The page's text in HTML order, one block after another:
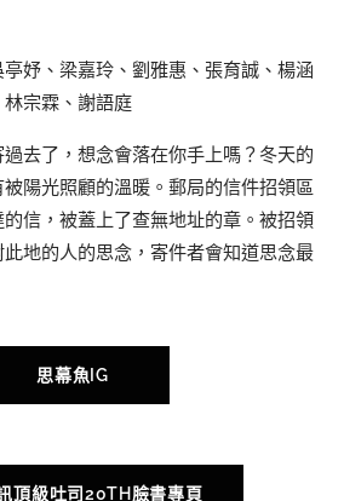
妤、梁嘉玲、劉雅惠、張育誠、楊涵
宗霖、謝語庭
去了，想念會落在你手上嗎？冬天的
陽光照顧的溫暖。郵局的信件招領區
信，被蓋上了查無地址的章。被招領
地的人的思念，寄件者會知道思念最
思幕魚IG
頂級吐司20TH臉書專頁